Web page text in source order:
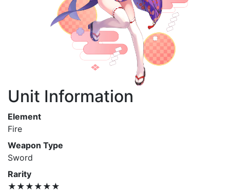
Unit Information
Element
Fire
Weapon Type
Sword
Rarity
★★★★★★